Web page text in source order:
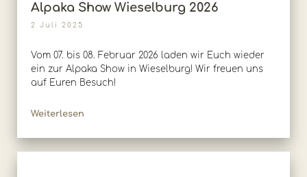
Alpaka Show Wieselburg 2026
2 Juli 2025
Vom 07. bis 08. Februar 2026 laden wir Euch wieder
ein zur Alpaka Show in Wieselburg! Wir freuen uns
auf Euren Besuch!
Weiterlesen